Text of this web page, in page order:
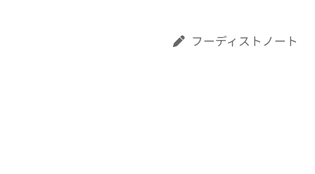
フーディストノート